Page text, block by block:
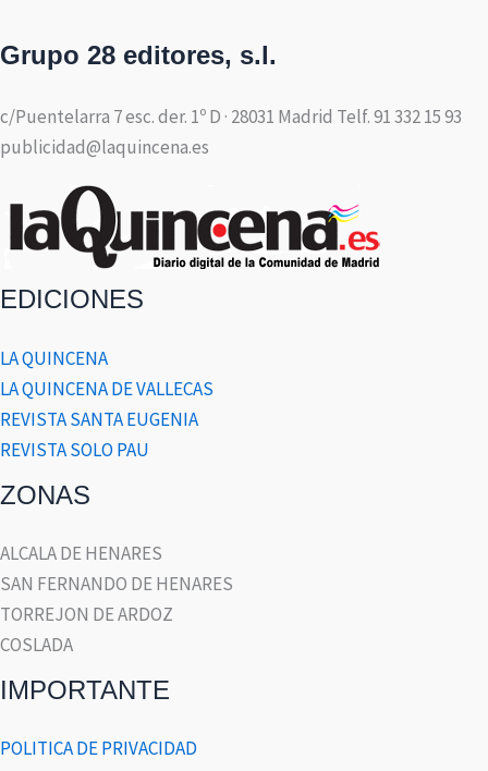
Grupo 28 editores, s.l.
c/Puentelarra 7 esc. der. 1º D · 28031 Madrid Telf. 91 332 15 93
publicidad@laquincena.es
EDICIONES
LA QUINCENA
LA QUINCENA DE VALLECAS
REVISTA SANTA EUGENIA
REVISTA SOLO PAU
ZONAS
ALCALA DE HENARES
SAN FERNANDO DE HENARES
TORREJON DE ARDOZ
COSLADA
IMPORTANTE
POLITICA DE PRIVACIDAD